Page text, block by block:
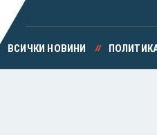
ВСИЧКИ НОВИНИ